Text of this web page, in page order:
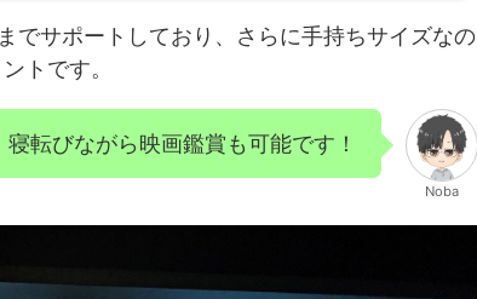
でサポートしており、さらに手持ちサイズなの
トです。
転びながら映画鑑賞も可能です！
Noba